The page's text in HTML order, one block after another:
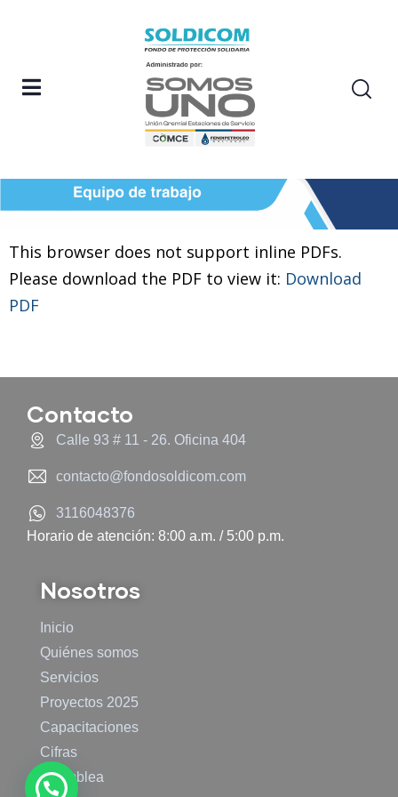
This browser does not support inline PDFs.
Please download the PDF to view it: Download
PDF
Contacto
Calle 93 # 11 - 26. Oficina 404
contacto@fondosoldicom.com
3116048376
Horario de atención: 8:00 a.m. / 5:00 p.m.
Nosotros
Inicio
Quiénes somos
Servicios
Proyectos 2025
Capacitaciones
Cifras
Asamblea